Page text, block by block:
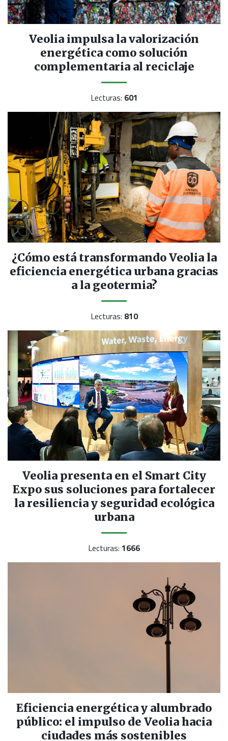
Veolia impulsa la valorización
energética como solución
complementaria al reciclaje
Lecturas: 601
¿Cómo está transformando Veolia la
eficiencia energética urbana gracias
a la geotermia?
Lecturas: 810
Veolia presenta en el Smart City
Expo sus soluciones para fortalecer
la resiliencia y seguridad ecológica
urbana
Lecturas: 1666
Eficiencia energética y alumbrado
público: el impulso de Veolia hacia
ciudades más sostenibles